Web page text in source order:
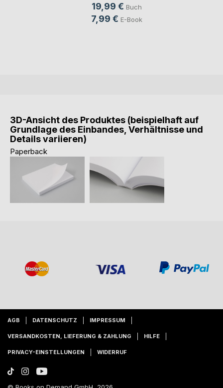
19,99 € Buch
7,99 € E-Book
3D-Ansicht des Produktes (beispielhaft auf
Grundlage des Einbandes, Verhältnisse und
Details variieren)
Paperback
AGB DATENSCHUTZ IMPRESSUM
VERSANDKOSTEN, LIEFERUNG & ZAHLUNG HILFE
PRIVACY-EINSTELLUNGEN WIDERRUF